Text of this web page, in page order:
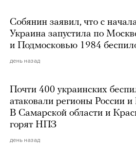
Собянин заявил, что с
Украина запустила по
и Подмосковью 1984
день назад
Почти 400 украинских
атаковали регионы России
В Самарской области и
горят НПЗ
день назад